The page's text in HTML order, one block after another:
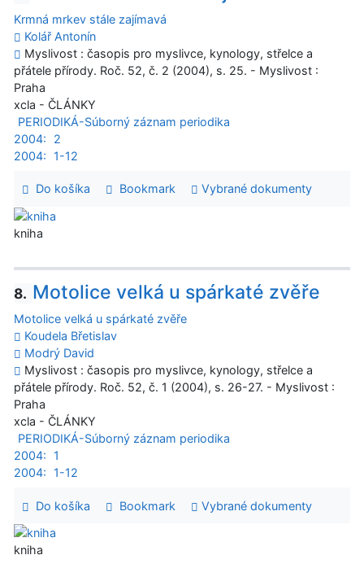
Krmná mrkev stále zajímavá
Kolář Antonín
Myslivost : časopis pro myslivce, kynology, střelce a
přátele přírody. Roč. 52, č. 2 (2004), s. 25. - Myslivost :
Praha
xcla - ČLÁNKY
PERIODIKÁ-Súborný záznam periodika
2004:
2
2004:
1-12
Do košíka Bookmark Vybrané dokumenty
kniha
8. Motolice velká u spárkaté zvěře
Motolice velká u spárkaté zvěře
Koudela Břetislav
Modrý David
Myslivost : časopis pro myslivce, kynology, střelce a
přátele přírody. Roč. 52, č. 1 (2004), s. 26-27. - Myslivost :
Praha
xcla - ČLÁNKY
PERIODIKÁ-Súborný záznam periodika
2004:
1
2004:
1-12
Do košíka Bookmark Vybrané dokumenty
kniha